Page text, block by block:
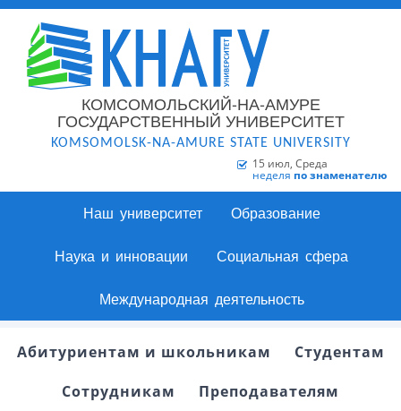
КОМСОМОЛЬСКИЙ-НА-АМУРЕ
ГОСУДАРСТВЕННЫЙ УНИВЕРСИТЕТ
KOMSOMOLSK-NA-AMURE STATE UNIVERSITY
15 июл, Среда
неделя по знаменателю
Наш университет Образование
Наука и инновации Социальная сфера
Международная деятельность
Абитуриентам и школьникам
Студентам
Сотрудникам
Преподавателям